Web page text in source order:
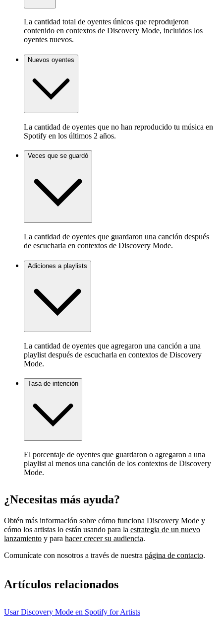
La cantidad total de oyentes únicos que reprodujeron
contenido en contextos de Discovery Mode, incluidos los
oyentes nuevos.
Nuevos oyentes
La cantidad de oyentes que no han reproducido tu música en
Spotify en los últimos 2 años.
Veces que se guardó
La cantidad de oyentes que guardaron una canción después
de escucharla en contextos de Discovery Mode.
Adiciones a playlists
La cantidad de oyentes que agregaron una canción a una
playlist después de escucharla en contextos de Discovery
Mode.
Tasa de intención
El porcentaje de oyentes que guardaron o agregaron a una
playlist al menos una canción de los contextos de Discovery
Mode.
¿Necesitas más ayuda?
Obtén más información sobre cómo funciona Discovery Mode y
cómo los artistas lo están usando para la estrategia de un nuevo
lanzamiento y para hacer crecer su audiencia.
Comunícate con nosotros a través de nuestra página de contacto.
Artículos relacionados
Usar Discovery Mode en Spotify for Artists